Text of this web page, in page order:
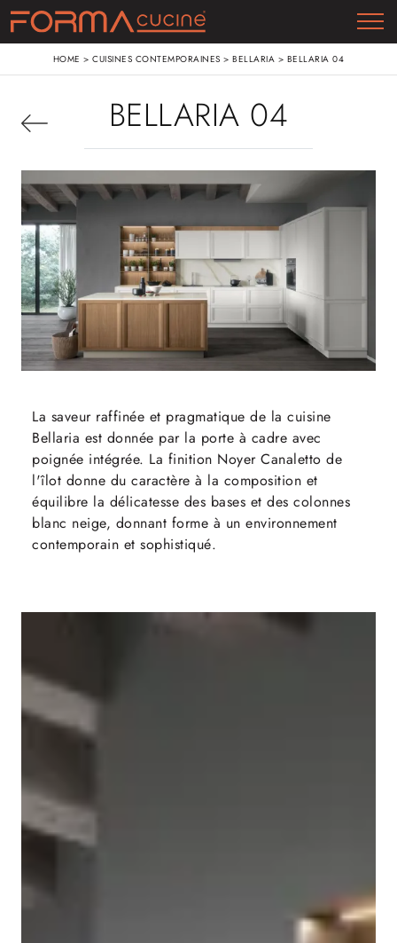
HOME >CUISINES CONTEMPORAINES >BELLARIA > BELLARIA 04
BELLARIA 04
La saveur raffinée et pragmatique de la cuisine
Bellaria est donnée par la porte à cadre avec
poignée intégrée. La finition Noyer Canaletto de
l'îlot donne du caractère à la composition et
équilibre la délicatesse des bases et des colonnes
blanc neige, donnant forme à un environnement
contemporain et sophistiqué.